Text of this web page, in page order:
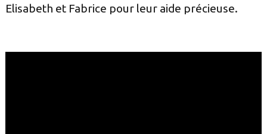
Elisabeth et Fabrice pour leur aide précieuse.